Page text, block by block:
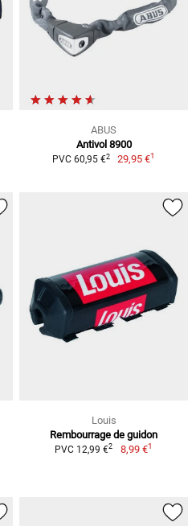
ABUS
Antivol 8900
PVC 60,95 €2 29,95 €1
Louis
Rembourrage de guidon
PVC 12,99 €2 8,99 €1